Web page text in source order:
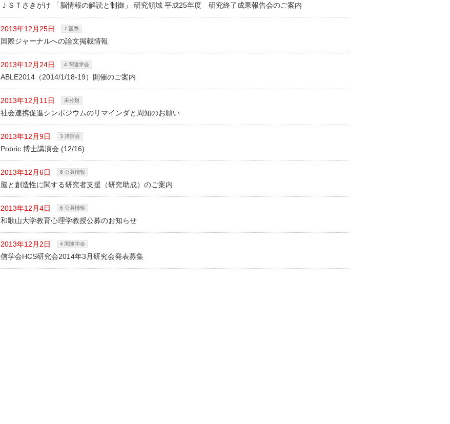
ＪＳＴさきがけ 「脳情報の解読と制御」 研究領域 平成25年度 研究終了成果報告会のご案内
2013年12月25日 7 国際
国際ジャーナルへの論文掲載情報
2013年12月24日 4 関連学会
ABLE2014（2014/1/18-19）開催のご案内
2013年12月11日 未分類
社会連携促進シンポジウムのリマインダと周知のお願い
2013年12月9日 3 講演会
Pobric 博士講演会 (12/16)
2013年12月6日 6 公募情報
脳と創造性に関する研究者支援（研究助成）のご案内
2013年12月4日 6 公募情報
和歌山大学教育心理学教授公募のお知らせ
2013年12月2日 4 関連学会
信学会HCS研究会2014年3月研究会発表募集